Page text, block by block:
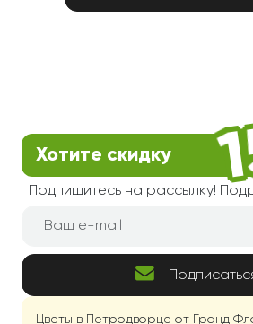
Цветы в Петродворце от Гранд
Хотите скидку
Подпишитесь на рассылку!